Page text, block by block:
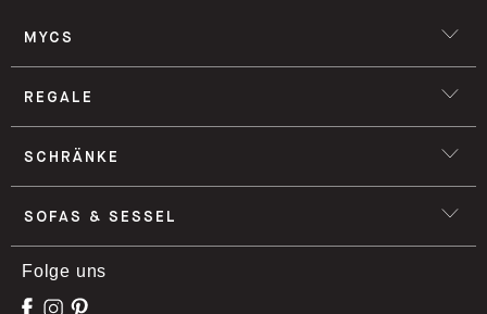
MYCS
REGALE
SCHRÄNKE
SOFAS & SESSEL
Folge uns